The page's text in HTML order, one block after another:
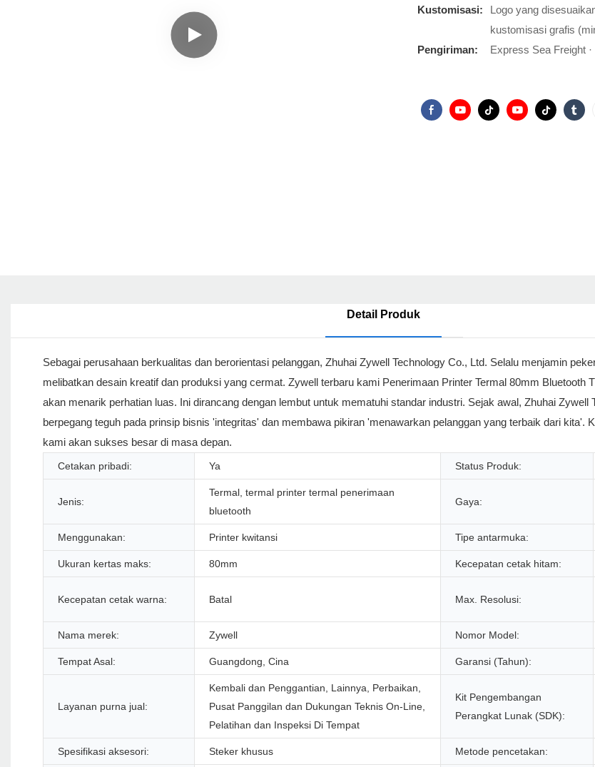
Kustomisasi:
Logo yang
kustomisasi grafis
Pengiriman:
Express Sea Freight
Detail Produk
Sebagai perusahaan berkualitas dan berorientasi pelanggan, Zhuhai Zywell Technology Co., Ltd. Selalu menjamin
melibatkan desain kreatif dan produksi yang cermat. Zywell terbaru kami Penerimaan Printer Termal 80mm Bluetooth
akan menarik perhatian luas. Ini dirancang dengan lembut untuk mematuhi standar industri. Sejak awal, Zhuhai Zywell
berpegang teguh pada prinsip bisnis 'integritas' dan membawa pikiran 'menawarkan pelanggan yang terbaik dari kita'.
kami akan sukses besar di masa depan.
Cetakan pribadi: Ya Status Produk:
Jenis:
Termal, termal printer termal penerimaan
bluetooth
Gaya:
Menggunakan: Printer kwitansi Tipe antarmuka:
Ukuran kertas maks: 80mm Kecepatan cetak hitam:
Kecepatan cetak warna: Batal Max. Resolusi:
Nama merek: Zywell Nomor Model:
Tempat Asal: Guangdong, Cina Garansi (Tahun):
Layanan purna jual:
Kembali dan Penggantian, Lainnya, Perbaikan,
Pusat Panggilan dan Dukungan Teknis On-Line,
Pelatihan dan Inspeksi Di Tempat
Kit Pengembangan
Perangkat Lunak (SDK):
Spesifikasi aksesori: Steker khusus Metode pencetakan: